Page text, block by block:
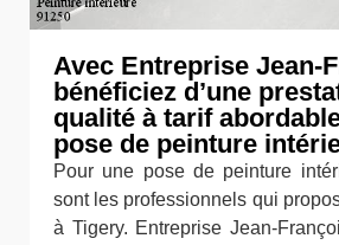
Avec Entreprise Jean-
bénéficiez d’une
qualité à tarif
pose de peinture
Pour une pose de peinture
sont les professionnels qui
à Tigery. Entreprise Jean-